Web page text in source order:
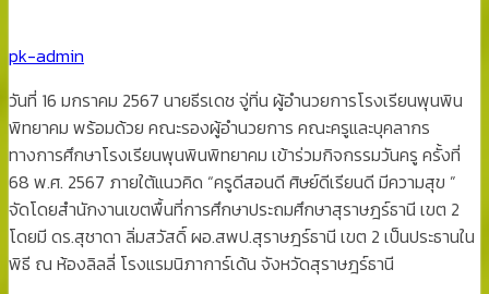
pk-admin
วันที่ 16 มกราคม 2567 นายธีรเดช จู่ทิ่น ผู้อำนวยการโรงเรียนพุนพิน
พิทยาคม พร้อมด้วย คณะรองผู้อำนวยการ คณะครูและบุคลากร
ทางการศึกษาโรงเรียนพุนพินพิทยาคม เข้าร่วมกิจกรรมวันครู ครั้งที่
68 พ.ศ. 2567 ภายใต้แนวคิด “ครูดีสอนดี ศิษย์ดีเรียนดี มีความสุข ”
จัดโดยสำนักงานเขตพื้นที่การศึกษาประถมศึกษาสุราษฎร์ธานี เขต 2
โดยมี ดร.สุชาดา ลิ่มสวัสดิ์ ผอ.สพป.สุราษฎร์ธานี เขต 2 เป็นประธานใน
พิธี ณ ห้องลิลลี่ โรงแรมนิภาการ์เด้น จังหวัดสุราษฎร์ธานี